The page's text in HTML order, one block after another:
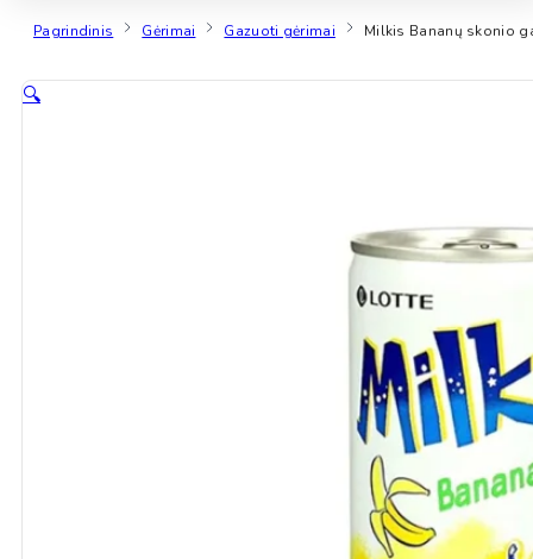
Pagrindinis Gėrimai Gazuoti gėrimai Milkis Bananų skonio
🔍